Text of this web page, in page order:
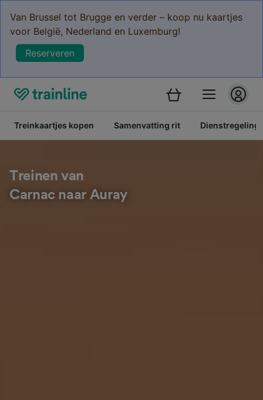
Van Brussel tot Brugge en verder – koop nu kaartjes
voor België, Nederland en Luxemburg!
Reserveren
Treinkaartjes kopen Samenvatting rit Dienstregeling
Treinen van
Carnac naar Auray